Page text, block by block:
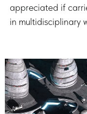
appreciated if
in multidisciplinary